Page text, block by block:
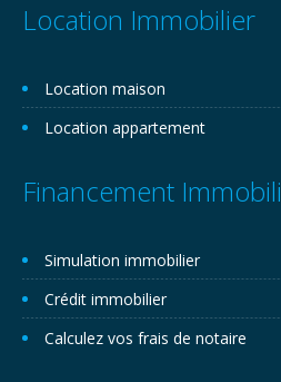
Location Immobilier
Location maison
Location appartement
Financement
Simulation immobilier
Crédit immobilier
Calculez vos frais de notaire